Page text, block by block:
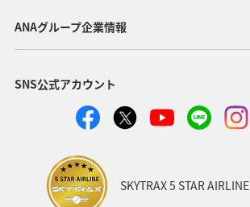
ANAグループ企業情報
SNS公式アカウント
SKYTRAX 5 STAR AIRLINE